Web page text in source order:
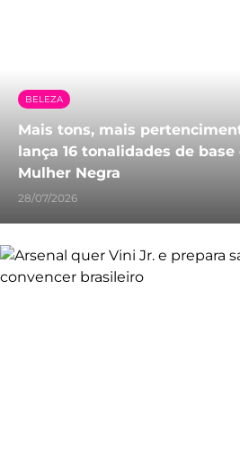
BELEZA
Mais tons, mais
lança 16 tonalidades de
Mulher Negra
28/07/2026